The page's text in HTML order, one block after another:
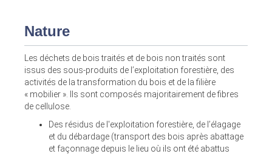
Nature
Les déchets de bois traités et de bois non traités sont
issus des sous-produits de l’exploitation forestière, des
activités de la transformation du bois et de la filière
« mobilier ». Ils sont composés majoritairement de fibres
de cellulose.
Des résidus de l'exploitation forestière, de l’élagage
et du débardage (transport des bois après abattage
et façonnage depuis le lieu où ils ont été abattus